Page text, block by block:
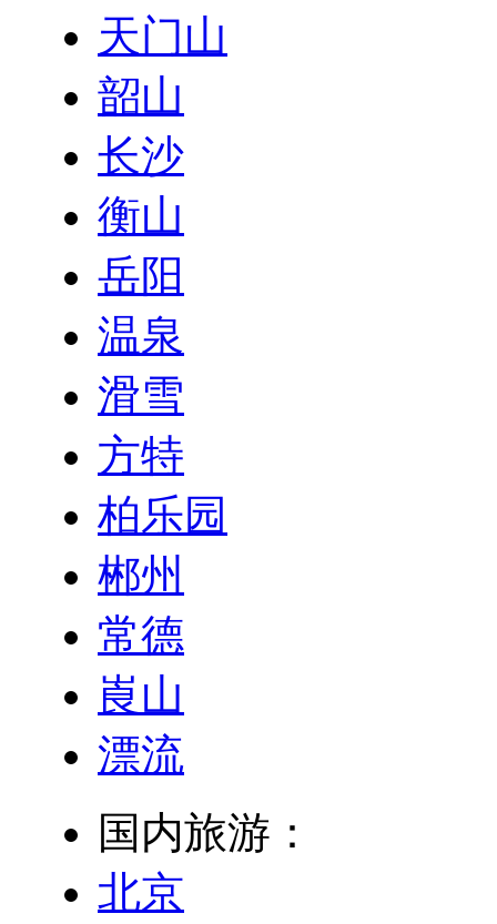
天门山
韶山
长沙
衡山
岳阳
温泉
滑雪
方特
柏乐园
郴州
常德
崀山
漂流
国内旅游：
北京